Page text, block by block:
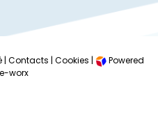
| Contacts | Cookies |
Powered
worx